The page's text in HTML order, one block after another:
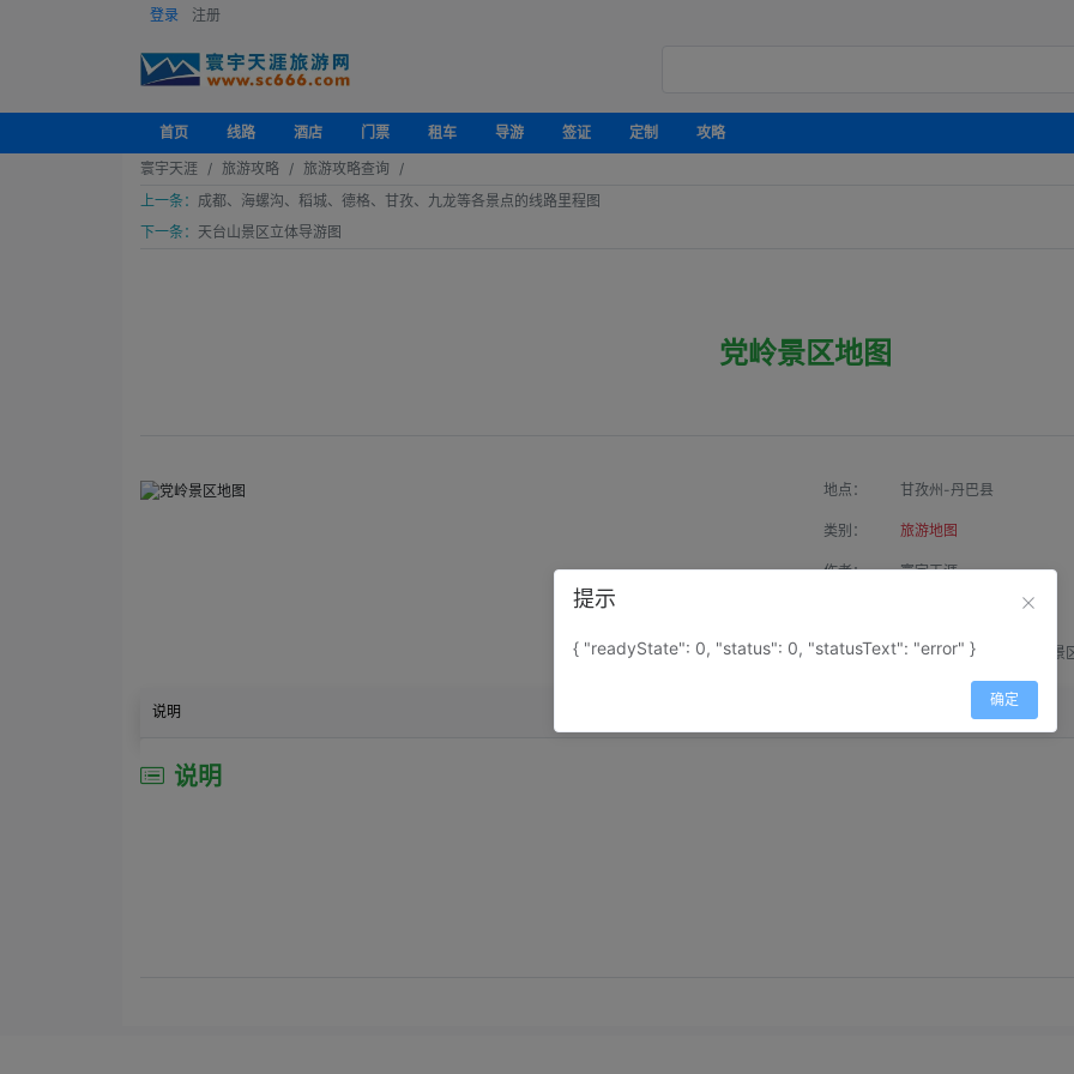
登录 注册
首页 线路 酒店 门票 租车 导游 签证 定制
攻略
寰宇天涯
旅游攻略
旅游攻略查询
上一条： 成都、海螺沟、稻城、德格、甘孜、九龙等各景点的线路里程图
下一条： 天台山景区立体导游图
党岭景区地图
地点： 甘孜州-丹巴县
类别： 旅游地图
作者： 寰宇天涯
属性： 地图属性： 地图类型-景
说明
说明
提示
{ "readyState": 0, "status": 0, "statusText": "error" }
确定